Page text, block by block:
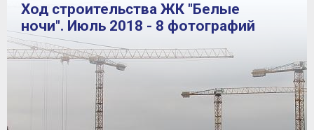
Ход строительства ЖК "Белые
ночи". Июль 2018 - 8 фотографий